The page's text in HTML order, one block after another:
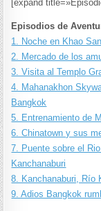
[expand
Episodios de
1. Noche en Khao
2. Mercado de los
3. Visita al Templo
4. Mahanakhon
Bangkok
5. Entrenamiento de
6. Chinatown y sus
7. Puente sobre el
Kanchanaburi
8. Kanchanaburi, Río
9. Adios Bangkok